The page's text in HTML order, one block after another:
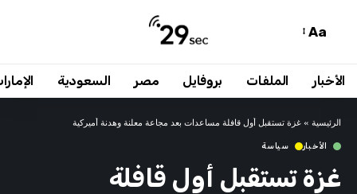
Aa
الأخبار الملفات بروفايل مصر السعودية
الرئيسية » غزة تستقبل أول قافلة مساعدات بعد مجاعة معلنة وهدنة أميركية
الأخبار سياسة
غزة تستقبل أول قافلة